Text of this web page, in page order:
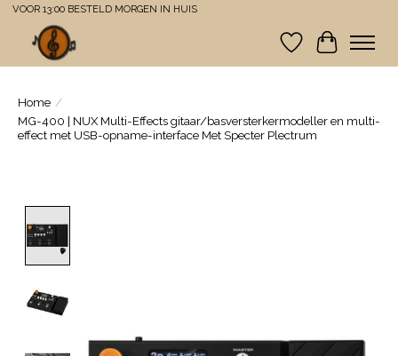
VOOR 13:00 BESTELD MORGEN IN HUIS
Verlanglijst
Home /
MG-400 | NUX Multi-Effects gitaar/basversterkermodeller en multi-
effect met USB-opname-interface Met Specter Plectrum